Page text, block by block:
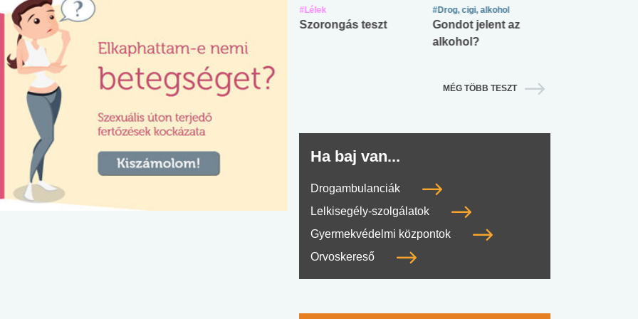
#Suli, munka
Angol középfokú
nyelvvizsga teszt -
No.42
#Lélek
Szorongás teszt
#Drog, cigi, alkohol
Gondot jelent az
alkohol?
MÉG TÖBB TESZT
Ha baj van...
Drogambulanciák
Lelkisegély-szolgálatok
Gyermekvédelmi központok
Orvoskereső